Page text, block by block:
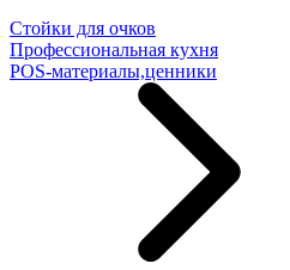
Стойки для очков
Профессиональная кухня
POS-материалы,ценники